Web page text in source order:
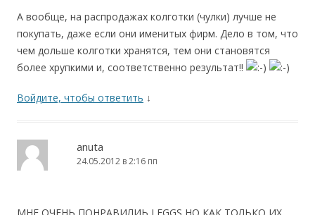
А вообще, на распродажах колготки (чулки) лучше не
покупать, даже если они именитых фирм. Дело в том, что
чем дольше колготки хранятся, тем они становятся
более хрупкими и, соответственно результат!!
Войдите, чтобы ответить ↓
anuta
24.05.2012 в 2:16 пп